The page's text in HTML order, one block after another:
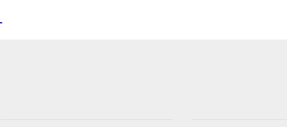
precedente